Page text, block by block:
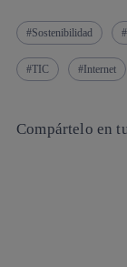
Sostenibilidad
TIC Internet
Compártelo en